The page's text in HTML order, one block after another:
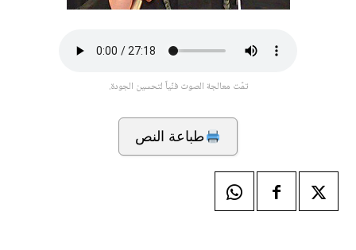
تمّت معالجة الصوت فنّياً لتحسين الجودة.
طباعة النص